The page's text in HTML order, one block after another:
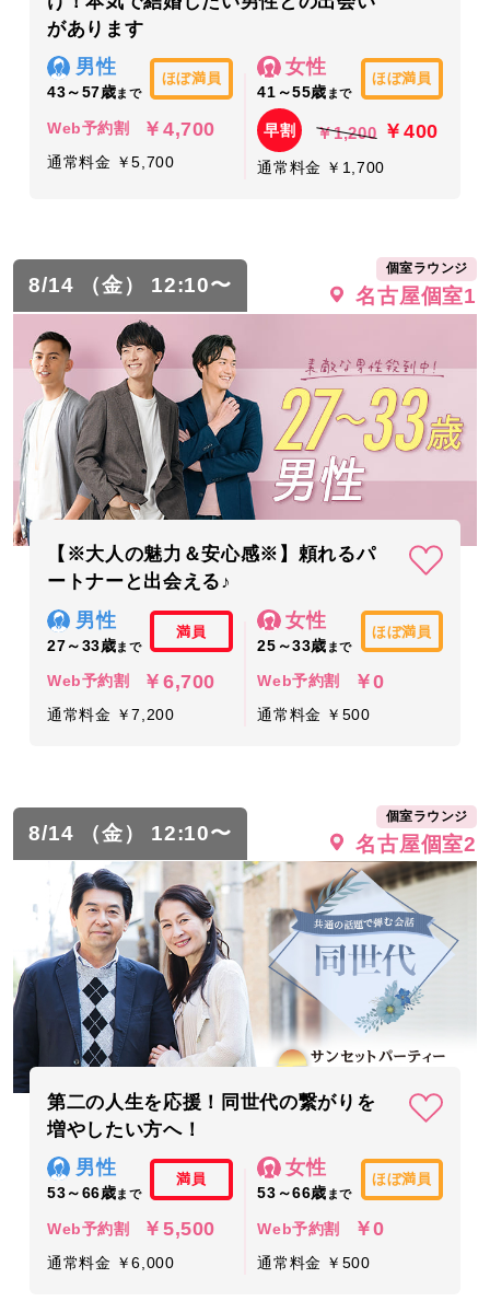
があります
男性
43～57歳まで
ほぼ満員
Web予約割 ￥4,700
通常料金 ￥5,700
女性
41～55歳 まで
ほぼ満員
早割 ￥1,200 ￥400
通常料金 ￥1,700
8/14 （金） 12:10〜
個室ラウンジ
名古屋個室1
【※大人の魅力＆安心感※】頼れるパ
ートナーと出会える♪
男性
27～33歳まで
満員
Web予約割 ￥6,700
通常料金 ￥7,200
女性
25～33歳 まで
ほぼ満員
Web予約割 ￥0
通常料金 ￥500
8/14 （金） 12:10〜
個室ラウンジ
名古屋個室2
第二の人生を応援！同世代の繋がりを
増やしたい方へ！
男性
53～66歳まで
満員
Web予約割 ￥5,500
通常料金 ￥6,000
女性
53～66歳 まで
ほぼ満員
Web予約割 ￥0
通常料金 ￥500